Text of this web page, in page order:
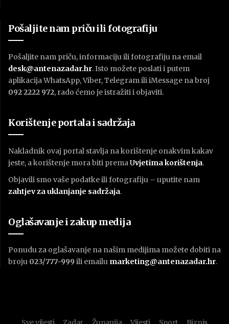
Pošaljite nam priču ili fotografiju
Pošaljite nam priču, informaciju ili fotografiju na email
desk@antenazadar.hr. Isto možete poslati i putem
aplikacija WhatsApp, Viber, Telegram ili iMessage na broj
092 2222 972, rado ćemo je istražiti i objaviti.
Korištenje portala i sadržaja
Nakladnik ovaj portal stavlja na korištenje onakvim kakav
jeste, a korištenje mora biti prema Uvjetima korištenja.
Objavili smo vaše podatke ili fotografiju – uputite nam
zahtjev za uklanjanje sadržaja.
Oglašavanje i zakup medija
Ponudu za oglašavanje na našim medijima možete dobiti na
broju 023/777-999 ili emailu marketing@antenazadar.hr.